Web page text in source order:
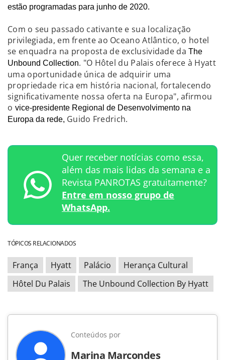
estão programadas para junho de 2020.
Com o seu passado cativante e sua localização
privilegiada, em frente ao Oceano Atlântico, o hotel
se enquadra na proposta de exclusividade daThe
Unbound Collection. "O Hôtel du Palais oferece à Hyatt
uma oportunidade única de adquirir uma
propriedade rica em história nacional, fortalecendo
significativamente nossa oferta na Europa", afirmou
o vice-presidente Regional de Desenvolvimento na
Europa da rede, Guido Fredrich.
Quer receber notícias como essa,
além das mais lidas da semana e a
Revista PANROTAS gratuitamente?
Entre em nosso grupo de
WhatsApp.
TÓPICOS RELACIONADOS
França Hyatt Palácio
Herança Cultural
Hôtel Du Palais
The Unbound Collection By Hyatt
Conteúdos por
Marina Marcondes